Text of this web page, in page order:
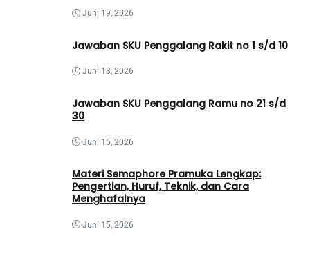
Juni 19, 2026
Jawaban SKU Penggalang Rakit no 1 s/d 10
Juni 18, 2026
Jawaban SKU Penggalang Ramu no 21 s/d
30
Juni 15, 2026
Materi Semaphore Pramuka Lengkap:
Pengertian, Huruf, Teknik, dan Cara
Menghafalnya
Juni 15, 2026